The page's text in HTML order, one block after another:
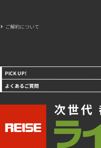
ご解約について
PICK UP!
よくあるご質問